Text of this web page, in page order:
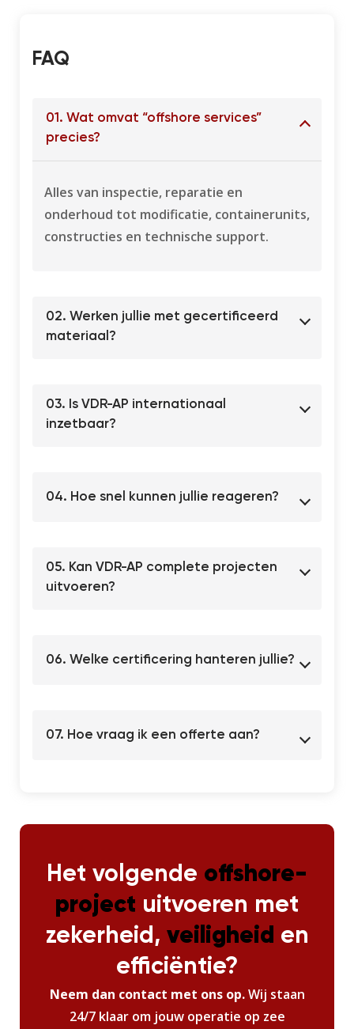
FAQ​
01. Wat omvat “offshore services”
precies?
Alles van inspectie, reparatie en
onderhoud tot modificatie, containerunits,
constructies en technische support.
02. Werken jullie met gecertificeerd
materiaal?
03. Is VDR-AP internationaal
inzetbaar?
04. Hoe snel kunnen jullie reageren?
05. Kan VDR-AP complete projecten
uitvoeren?
06. Welke certificering hanteren jullie?
07. Hoe vraag ik een offerte aan?
Het volgende offshore-
project uitvoeren met
zekerheid, veiligheid en
efficiëntie?
Neem dan contact met ons op.Wij staan
24/7 klaar om jouw operatie op zee